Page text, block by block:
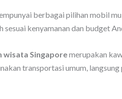
berbagai pilihan mobil
sesuai kenyamanan dan budget
wisata Singaporemerupakan
transportasi umum,